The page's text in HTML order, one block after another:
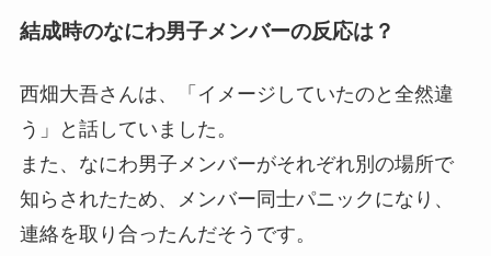
結成時のなにわ男子メンバーの反応は？
西畑大吾さんは、「イメージしていたのと全然違
う」と話していました。
また、なにわ男子メンバーがそれぞれ別の場所で
知らされたため、メンバー同士パニックになり、
連絡を取り合ったんだそうです。